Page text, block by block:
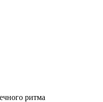
ритма